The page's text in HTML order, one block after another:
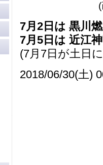
7月2日は 黒川
7月5日は 近江
(7月7日が土日
2018/06/30(土)